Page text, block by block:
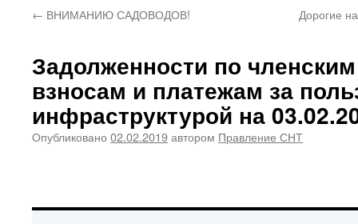
← ВНИМАНИЮ САДОВОДОВ! Дорогие
Задолженности по
взносам и платежам за
инфраструктурой на
Опубликовано 02.02.2019автором Правление СНТ